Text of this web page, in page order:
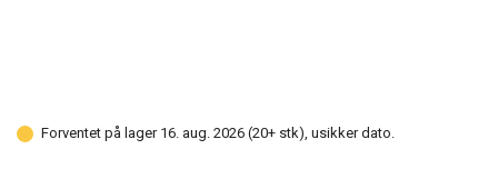
Forventet på lager 16. aug. 2026 (20+ stk), usikker dato.